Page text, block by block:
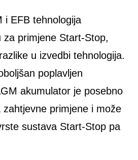
i EFB tehnologija
za primjene Start-Stop,
u izvedbi tehnologija.
poplavljen
akumulator je posebno
zahtjevne primjene i može
sustava Start-Stop pa